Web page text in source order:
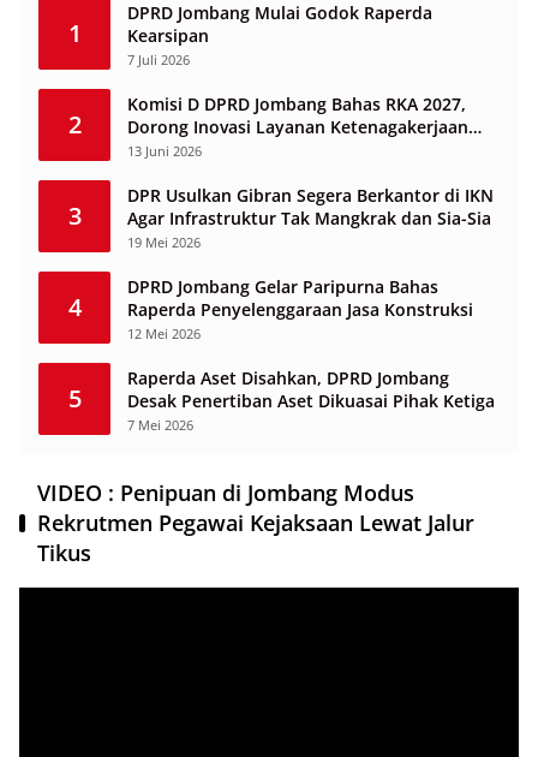
1
DPRD Jombang Mulai Godok Raperda
Kearsipan
7 Juli 2026
2
Komisi D DPRD Jombang Bahas RKA 2027,
Dorong Inovasi Layanan Ketenagakerjaan
Berbasis Desa
13 Juni 2026
3
DPR Usulkan Gibran Segera Berkantor di IKN
Agar Infrastruktur Tak Mangkrak dan Sia-Sia
19 Mei 2026
4
DPRD Jombang Gelar Paripurna Bahas
Raperda Penyelenggaraan Jasa Konstruksi
12 Mei 2026
5
Raperda Aset Disahkan, DPRD Jombang
Desak Penertiban Aset Dikuasai Pihak Ketiga
7 Mei 2026
VIDEO : Penipuan di Jombang Modus
Rekrutmen Pegawai Kejaksaan Lewat Jalur
Tikus